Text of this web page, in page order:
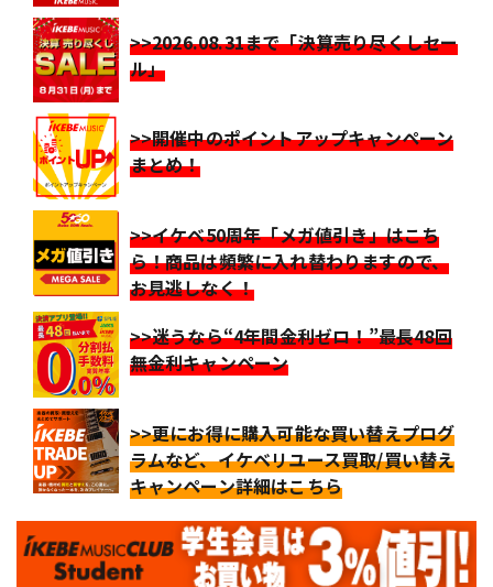
>>2026.08.31まで「決算売り尽くしセー
ル」
>>開催中のポイントアップキャンペーン
まとめ！
>>イケベ50周年「メガ値引き」はこち
ら！商品は頻繁に入れ替わりますので、
お見逃しなく！
>>迷うなら“4年間金利ゼロ！”最長48回
無金利キャンペーン
>>更にお得に購入可能な買い替えプログ
ラムなど、イケベリユース買取/買い替え
キャンペーン詳細はこちら